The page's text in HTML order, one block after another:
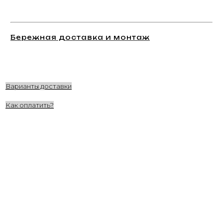
Бережная доставка и монтаж
Варианты доставки
Как оплатить?